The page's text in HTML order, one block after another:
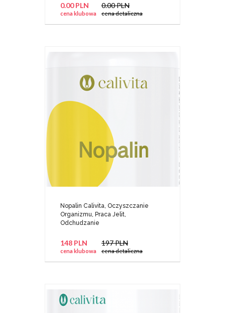
0.00 PLN
cena klubowa
0.00 PLN
cena detaliczna
Nopalin Calivita, Oczyszczanie
Organizmu, Praca Jelit,
Odchudzanie
148 PLN
cena klubowa
197 PLN
cena detaliczna